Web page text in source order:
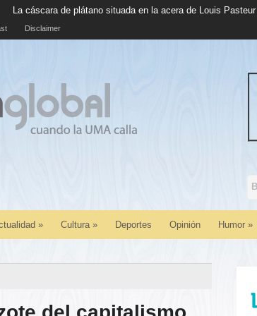
situada en la acera de Louis Pasteur cumple cinco
Disclaimer
» Cultura» Deportes Opinión Humor »